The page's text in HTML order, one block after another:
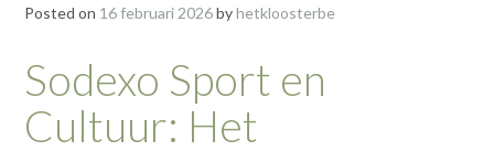
Posted on 16 februari 2026byhetkloosterbe
Sodexo Sport en
Cultuur: Het